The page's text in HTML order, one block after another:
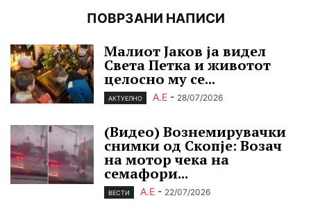
ПОВРЗАНИ НАПИСИ
Малиот Јаков ја видел
Света Петка и животот
целосно му се...
АКТУЕЛНО А.Е - 28/07/2026
(Видео) Вознемирувачки
снимки од Скопје: Возач
на мотор чека на
семафори...
ВЕСТИ А.Е - 22/07/2026